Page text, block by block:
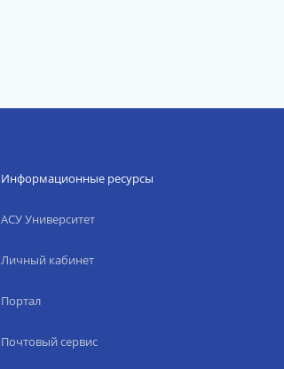
Информационные ресурсы
АСУ Университет
Личный кабинет
Портал
Почтовый сервис